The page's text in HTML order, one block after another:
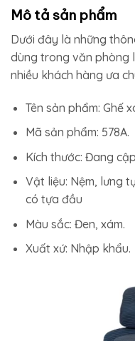
Mô tả sản phẩm
Dưới đây là những
dùng trong văn phòng
nhiều khách hàng ưa
Tên sản phẩm: Ghế
Mã sản phẩm: 578A.
Kích thước: Đang
Vật liệu: Nệm, lưng
có tựa đầu
Màu sắc: Đen, xám.
Xuất xứ: Nhập khẩu.